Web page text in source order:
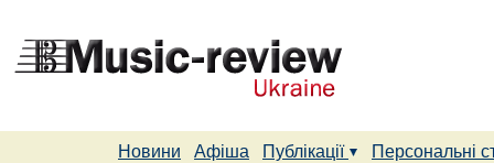
Новини Афіша Публікації
Персональні